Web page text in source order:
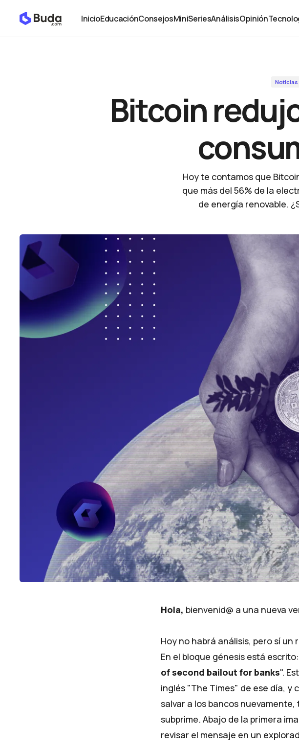
InicioEducaciónConsejosMiniSeriesAnálisisOpinión
Noticias Bitcoin redujo enormemente su consumo eléctrico
Noticias
Bitcoin
Hoy te contamos que
que más del 56% de la
de energía renovable.
Hola​, bienvenid@ a una nueva
Hoy no habrá análisis, pero sí
En el bloque génesis está
of second bailout for banks".
inglés "The Times" de ese día, y
salvar a los bancos
subprime. Abajo de la primera
revisar el mensaje en un